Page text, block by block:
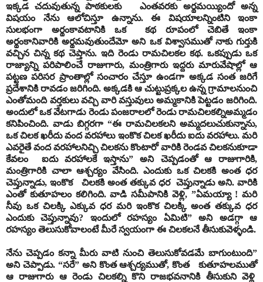
ఇక్కడ చదువుతున్న పాఠకులకు ఎంతవరకు అర్థమయ్యిందో అన్న
విషయం నేను ఆలోచిస్తూ ఉన్నాను. ఈ విషయాలన్నింటిని ఇంకా
సులభంగా అర్థంకావటానికి ఒక కథ రూపంలో చెబితే ఇంకా
అర్థంకానివారికి అర్థమవుతుందేమో అని ఒక విశ్వాసముతో నాకు గుర్తుకి
వచ్చిన చిన్న కథ చెప్తాను. ఇది రెండు రామచిలకల కథ. ఒకప్పుడు ఒక
రాజ్యాన్ని పరిపాలించే రాజుగారు, మంత్రిగారు ఇద్దరు మారువేషాల్లో ఆ
పట్టణ పరిసర ప్రాంతాల్లో సంచారం చేస్తూ ఉండగా అక్కడ సంత జరిగే
ప్రదేశానికి రావడం జరిగింది. అక్కడకి ఆ చుట్టుప్రక్కల ఉన్న గ్రామాలనుంచి
ఎంతోమంది వర్తకులు వచ్చి వారి వస్తువులు అమ్మకానికి పెట్టడం జరిగింది.
అందులో ఒక వేటగాడు రెండు పంజరాలలో రెండు రామచిలకల్నిఅమ్మడం
కనిపించింది. వాడు బిగ్గరగా “ఈ రామచిలకలని అమ్మదలుచుకున్నాను,
ఒక చిలక ఖరీదు వంద వరహాలు ఇంకొక చిలక ఖరీదు ఐదు వరహాలు. మరి
ఎవరైతే వంద వరహాలనిచ్చి చిలకను కొంటారో వారికి రెండవ చిలకనుకూడా
కేవలం ఐదు వరహాలకే ఇస్తాను” అని చెప్పడంతో ఆ రాజుగారికి,
మంత్రిగారికి చాలా ఆశ్చర్యం వేసింది. ఎందుకు ఒక చిలకకి అంత ధర
చెప్తున్నాడు, ఇంకొక చిలకకి అంత తక్కువ ధర చెప్తున్నాడు అని. వారికి
ఎంతో కుతూహలం కలిగింది. వాడి సమీపానికి వెళ్లి, ”ఏమయ్యా ! మరి
నీవు ఒక చిలక్కి ఎక్కువ ధర మరి ఇంకొక చిలక్కి అంత తక్కువ ధర
ఎందుకు చెప్తున్నావు? ఇందులో రహస్యం ఏమిటి” అని అడగ్గా ఆ
రహస్యం తెలుసుకోవాలంటే మీరే స్వయంగా ఈ చిలకలనే తీసుకువెళ్ళండి.
నేను చెప్పడం కన్నా మీరు వాటి నుంచి తెలుసుకోవడమే బాగుంటుంది”
అని చెప్పాడు. “సరే” అని కొంత ఆశ్చర్యముతో, కొంత కుతూహలముతో
ఆ రాజుగారు ఆ రెండు చిలకల్ని కొని రాజభవనానికి తీసుకుని వెళ్లి